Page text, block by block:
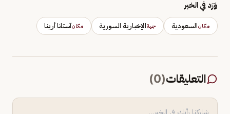
وَرَد في الخبر
مكانالسعودية جهةالإخبارية السورية مكانآستانا أرينا
التعليقات(
0
)